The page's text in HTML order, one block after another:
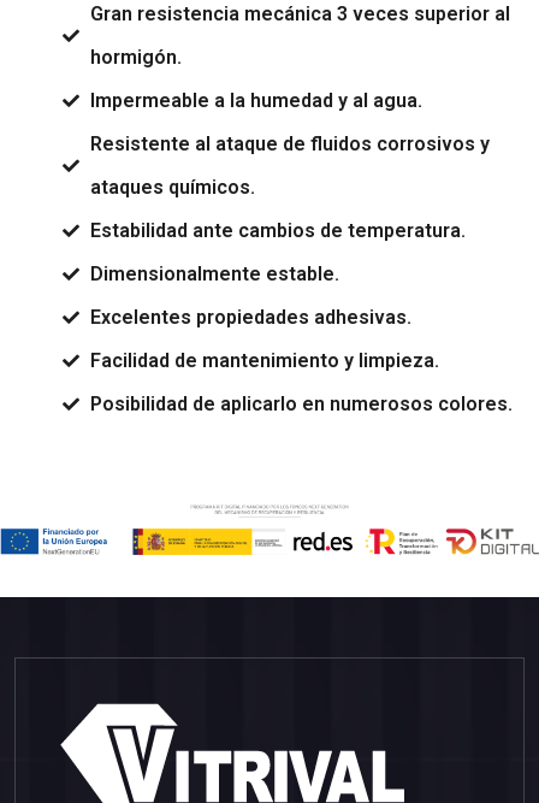
Gran resistencia mecánica 3 veces superior al
hormigón.
Impermeable a la humedad y al agua.
Resistente al ataque de fluidos corrosivos y
ataques químicos.
Estabilidad ante cambios de temperatura.
Dimensionalmente estable.
Excelentes propiedades adhesivas.
Facilidad de mantenimiento y limpieza.
Posibilidad de aplicarlo en numerosos colores.